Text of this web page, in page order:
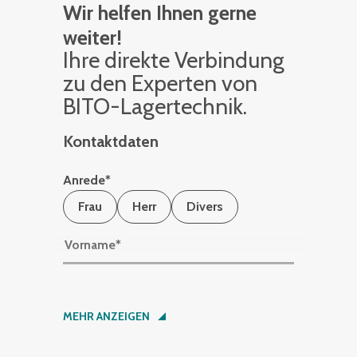
Wir helfen Ihnen gerne
weiter!
Ihre di­rek­te Ver­bin­dung
zu den Ex­per­ten von
BITO-La­ger­tech­nik.
Kontaktdaten
Anrede*
Frau
Herr Divers
Vorname*
Nachname*
MEHR ANZEIGEN